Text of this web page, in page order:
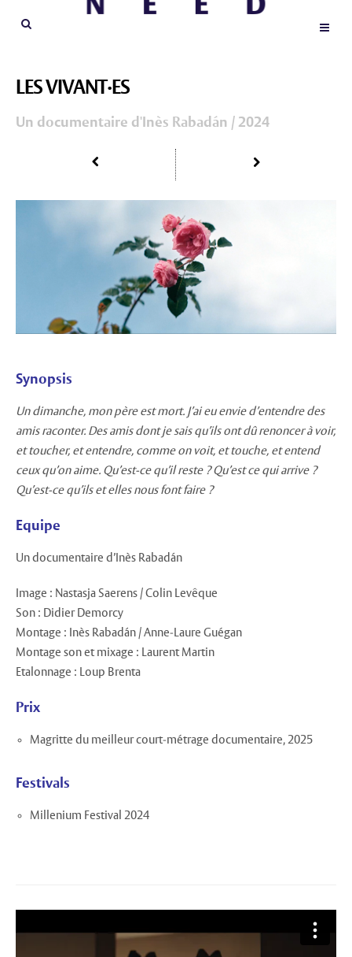
LES VIVANT·ES
Un documentaire d'Inès Rabadán / 2024
Synopsis
Un dimanche, mon père est mort. J’ai eu envie d’entendre des
amis raconter. Des amis dont je sais qu’ils ont dû renoncer à voir,
et toucher, et entendre, comme on voit, et touche, et entend
ceux qu’on aime. Qu’est-ce qu’il reste ? Qu’est ce qui arrive ?
Qu’est-ce qu’ils et elles nous font faire ?
Equipe
Un documentaire d’Inès Rabadán
Image : Nastasja Saerens / Colin Levêque
Son : Didier Demorcy
Montage : Inès Rabadán / Anne-Laure Guégan
Montage son et mixage : Laurent Martin
Etalonnage : Loup Brenta
Prix
Magritte du meilleur court-métrage documentaire, 2025
Festivals
Millenium Festival 2024